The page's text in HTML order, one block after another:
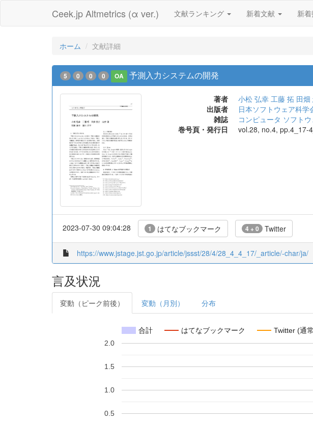
Ceek.jp Altmetrics (α ver.) 文献ランキング 新着文献 新
ホーム 文献詳細
5 0 0 0 OA 予測入力システムの開発
著者 小松 弘幸 工藤 拓 田畑
出版者
日本ソフトウェア科学
雑誌
コンピュータ ソフト
巻号頁・発行日
vol.28, no.4, pp.4_17-
2023-07-30 09:04:28 1 はてなブックマーク 4 + 0 Twitter
https://www.jstage.jst.go.jp/article/jssst/28/4/28_4_4_17/_article/-char/ja/
言及状況
変動（ピーク前後） 変動（月別） 分布
合計 はてなブックマーク Twitter (通
0.5
1.0
1.5
2.0